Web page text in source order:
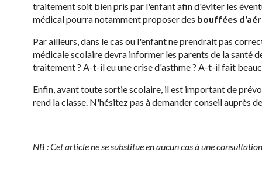
traitement soit bien pris par l'enfant afin d'éviter les
médical pourra notamment proposer des bouffées
Par ailleurs, dans le cas ou l'enfant ne prendrait pas
médicale scolaire devra informer les parents de la santé
traitement ? A-t-il eu une crise d'asthme ? A-t-il fait
Enfin, avant toute sortie scolaire, il est important de
rend la classe. N'hésitez pas à demander conseil auprès
NB : Cet article ne se substitue en aucun cas à une